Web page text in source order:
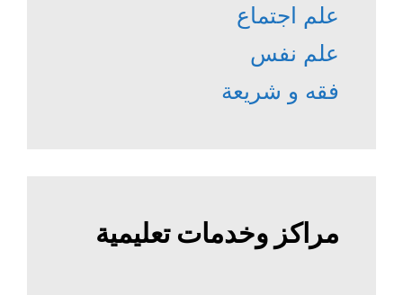
علم اجتماع
علم نفس
فقه و شريعة
مراكز وخدمات تعليمية